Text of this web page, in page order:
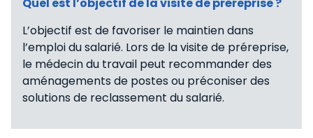
Quel est l’objectif de la visite de préreprise ?
L’objectif est de favoriser le maintien dans
l’emploi du salarié. Lors de la visite de préreprise,
le médecin du travail peut recommander des
aménagements de postes ou préconiser des
solutions de reclassement du salarié.